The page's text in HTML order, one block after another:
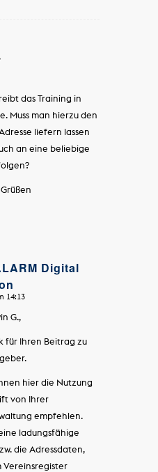
das Training in
Muss man hierzu den
liefern lassen
an eine beliebige
Digital
14:13
G.,
für Ihren Beitrag zu
hier die Nutzung
von Ihrer
empfehlen.
ladungsfähige
die Adressdaten,
Vereinsregister